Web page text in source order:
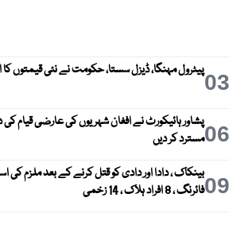
03پیٹرول مہنگا، ڈیزل سستا، حکومت نے نئی قیمتوں کا
06پشاور ہائیکورٹ نے افغان شہریوں کی عارضی قیام کی
مسترد کر دیں
09بینکاک ، دادا اور دادی کو قتل کرنے کے بعد ملزم کی
فائرنگ ، 8 افراد ہلاک ، 14 زخمی